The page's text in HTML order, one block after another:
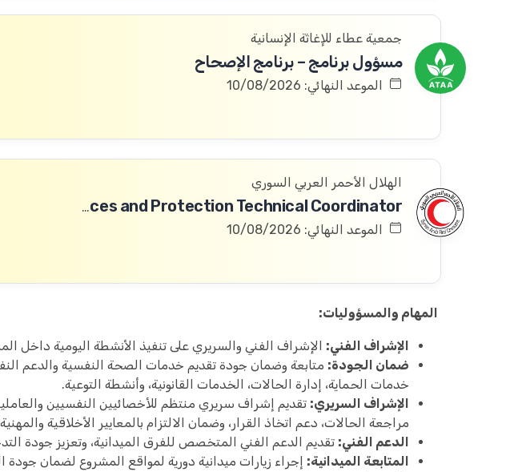
جمعية عطاء للإغاثة الإنسانية
مسؤول برنامج – برنامج الإصحاح
الموعد النهائي: 10/08/2026
الهلال الأحمر العربي السوري
Community Services and Protection Technical Coordinator
الموعد النهائي: 10/08/2026
المهام والمسؤوليات:
الإشراف الفني: الإشراف الفني والسريري على تنفيذ الأنشطة اليومية داخل
ضمان الجودة:
خدمات الحماية، إدارة الحالات، الخدمات القانونية، وأنشطة التوعية.
الإشراف السريري: تقديم إشراف سريري منتظم للأخصائيين النفسيين
مراجعة الحالات، دعم اتخاذ القرار، وضمان الالتزام بالمعايير الأخلاقية
الدعم الفني: تقديم الدعم الفني المتخصص للفرق الميدانية، وتعزيز جودة
المتابعة الميدانية: إجراء زيارات ميدانية دورية لمواقع المشروع لضمان جودة